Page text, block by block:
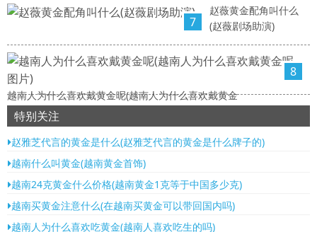
7
赵薇黄金配角叫什么
(赵薇剧场助演)
8
越南人为什么喜欢戴黄金呢(越南人为什么喜欢戴黄金
特别关注
赵雅芝代言的黄金是什么(赵雅芝代言的黄金是什么牌子的)
越南什么叫黄金(越南黄金首饰)
越南24克黄金什么价格(越南黄金1克等于中国多少克)
越南买黄金注意什么(在越南买黄金可以带回国内吗)
越南人为什么喜欢吃黄金(越南人喜欢吃生的吗)